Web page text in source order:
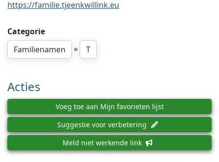
https://familie.tjeenkwillink.eu
Categorie
Familienamen
» T
Acties
Voeg toe aan Mijn favorieten lijst
Suggestie voor verbetering
Meld niet werkende link